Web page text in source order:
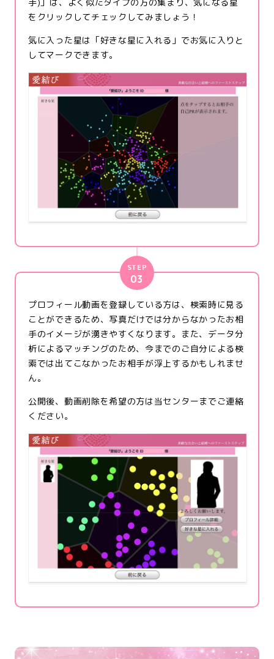
手)」は、よく似たタイプの方の集まり、気になる星
をクリックしてチェックしてみましょう！
気に入った星は「好きな星に入れる」でお気に入りと
してマークできます。
プロフィール動画を登録している方は、検索時に見る
ことができるため、写真だけでは分からなかったお相
手のイメージが湧きやすくなります。また、データ分
析によるマッチングのため、今までのご自分による検
索では出てこなかったお相手が浮上するかもしれませ
ん。
公開後、動画削除を希望の方は当センターまでご連絡
ください。
STEP
03